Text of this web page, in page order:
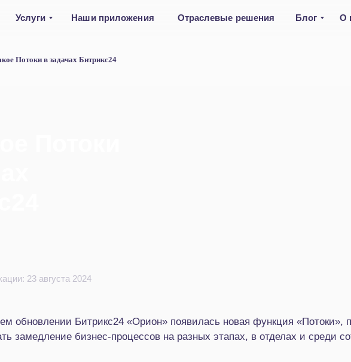
О
Блог
Услуги Наши приложения Отраслевые решения
Потоки в задачах Битрикс24
23 августа 2024
обновлении Битрикс24 «Орион» появилась новая функция «Потоки»,
замедление бизнес-процессов на разных этапах, в отделах и среди